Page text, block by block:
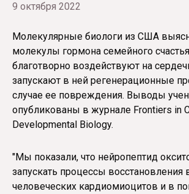
9 октября 2022
Молекулярные биологи из США
молекулы гормона семейного
благотворно воздействуют на
запускают в ней регенерационные
случае ее повреждения. Выводы
опубликованы в журнале Frontiers in
Developmental Biology.
"Мы показали, что нейропептид
запускать процессы восстановления
человеческих кардиомиоцитов и в